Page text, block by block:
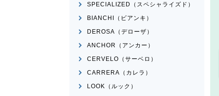
SPECIALIZED（スペシャライズド）
BIANCHI（ビアンキ）
DEROSA（デローザ）
ANCHOR（アンカー）
CERVELO（サーベロ）
CARRERA（カレラ）
LOOK（ルック）